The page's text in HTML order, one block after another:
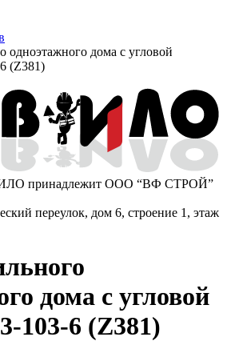
одноэтажного дома с угловой
(Z381)
принадлежит ООО “ВФ СТРОЙ”
переулок, дом 6, строение 1, этаж
дома с угловой
103-6 (Z381)